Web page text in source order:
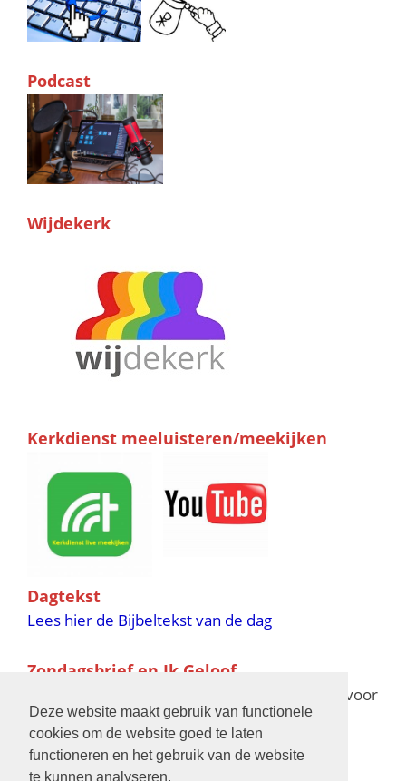
Deze website maakt gebruik van functionele
cookies om de website goed te laten
functioneren en het gebruik van de website
te kunnen analyseren.
Podcast
Wijdekerk
Kerkdienst meeluisteren/meekijken
Dagtekst
Lees hier de Bijbeltekst van de dag
Zondagsbrief en Ik Geloof
voor
de verschijningsdata in 2025 en 2026
Bijbelschool